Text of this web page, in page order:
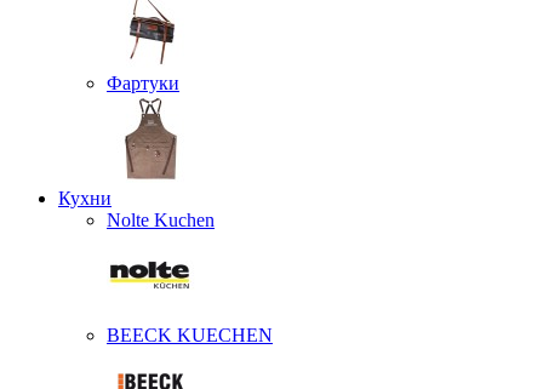
Фартуки
Кухни
Nolte Kuchen
BEECK KUECHEN